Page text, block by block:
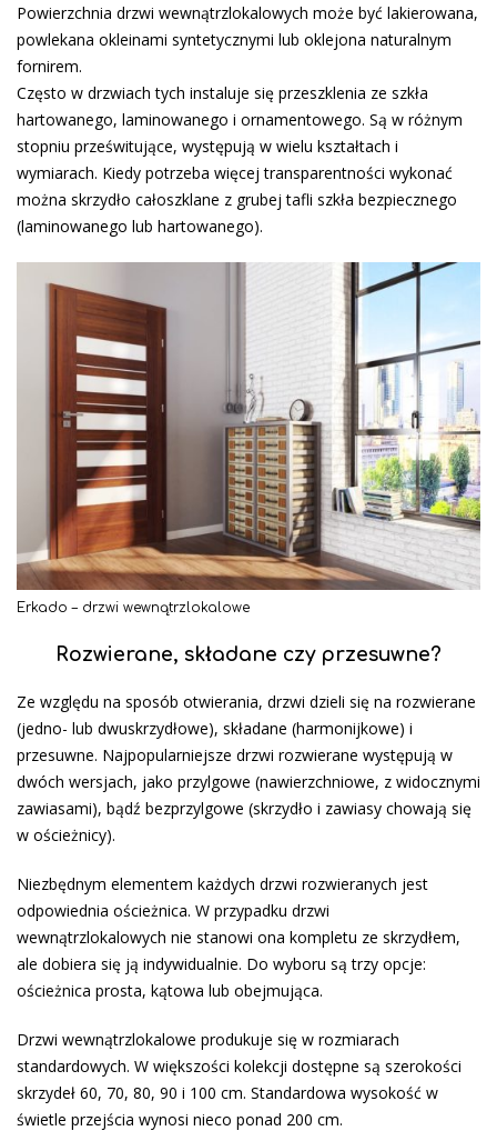
Powierzchnia drzwi wewnątrzlokalowych może być lakierowana,
powlekana okleinami syntetycznymi lub oklejona naturalnym
fornirem.
Często w drzwiach tych instaluje się przeszklenia ze szkła
hartowanego, laminowanego i ornamentowego. Są w różnym
stopniu prześwitujące, występują w wielu kształtach i
wymiarach. Kiedy potrzeba więcej transparentności wykonać
można skrzydło całoszklane z grubej tafli szkła bezpiecznego
(laminowanego lub hartowanego).
Erkado – drzwi wewnątrzlokalowe
Rozwierane, składane czy przesuwne?
Ze względu na sposób otwierania, drzwi dzieli się na rozwierane
(jedno- lub dwuskrzydłowe), składane (harmonijkowe) i
przesuwne. Najpopularniejsze drzwi rozwierane występują w
dwóch wersjach, jako przylgowe (nawierzchniowe, z widocznymi
zawiasami), bądź bezprzylgowe (skrzydło i zawiasy chowają się
w ościeżnicy).
Niezbędnym elementem każdych drzwi rozwieranych jest
odpowiednia ościeżnica. W przypadku drzwi
wewnątrzlokalowych nie stanowi ona kompletu ze skrzydłem,
ale dobiera się ją indywidualnie. Do wyboru są trzy opcje:
ościeżnica prosta, kątowa lub obejmująca.
Drzwi wewnątrzlokalowe produkuje się w rozmiarach
standardowych. W większości kolekcji dostępne są szerokości
skrzydeł 60, 70, 80, 90 i 100 cm. Standardowa wysokość w
świetle przejścia wynosi nieco ponad 200 cm.